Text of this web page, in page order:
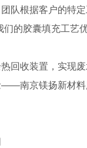
根据客户的特
的胶囊填充工艺
回收装置，实现
南京镁扬新材